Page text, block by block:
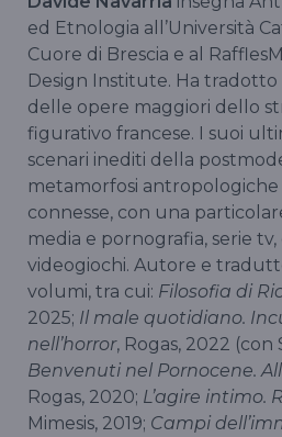
ed Etnologia all’Università
Cuore di Brescia e al
Design Institute. Ha
delle opere maggiori dello
figurativo francese. I suoi
scenari inediti della
metamorfosi antropologiche
connesse, con una
media e pornografia, serie
videogiochi. Autore e
volumi, tra cui: Filosofia di
2025; Il male quotidiano.
nell’horror, Rogas, 2022 (con
Benvenuti nel Pornocene.
Rogas, 2020; L’agire intimo.
Mimesis, 2019; Campi